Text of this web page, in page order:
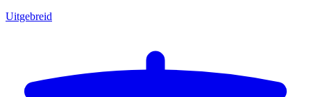
Uitgebreid